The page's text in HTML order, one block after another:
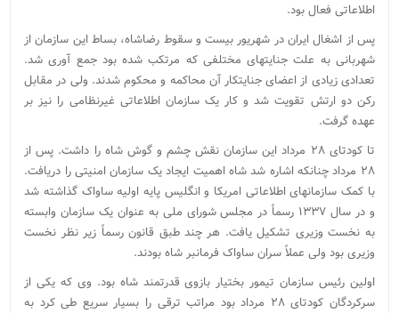
اطلاعاتی فعال بود.
پس از اشغال ایران در شهریور بیست و سقوط رضاشاه، بساط این سازمان از
شهربانی به علت جنایتهای مختلفی که مرتکب شده بود جمع آوری شد.
تعدادی زیادی از اعضای جنایتکار آن محاکمه و محکوم شدند. ولی در مقابل
رکن دو ارتش تقویت شد و کار یک سازمان اطلاعاتی غیرنظامی را نیز بر
عهده گرفت.
تا کودتای ۲۸ مرداد این سازمان نقش چشم و گوش شاه را داشت. پس از
۲۸ مرداد چنانکه اشاره شد شاه اهمیت ایجاد یک سازمان امنیتی را دریافت.
با کمک سازمانهای اطلاعاتی امریکا و انگلیس پایه اولیه ساواک گذاشته شد
و در سال ۱۳۳۷ رسماً در مجلس شورای ملی به عنوان یک سازمان وابسته
به نخست وزیری تشکیل یافت. هر چند طبق قانون رسماً زیر نظر نخست
وزیری بود ولی عملاً سران ساواک فرمانبر شاه بودند.
اولین رئیس سازمان تیمور بختیار بازوی قدرتمند شاه بود. وی که یکی از
سرکردگان کودتای ۲۸ مرداد بود مراتب ترقی را بسیار سریع طی کرد به